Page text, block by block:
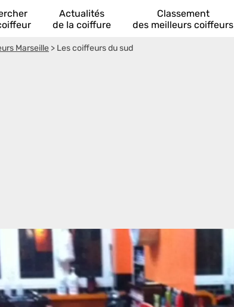
Actualités
de la coiffure
Classement
des meilleurs coiffeurs
Marseille > Les coiffeurs du sud